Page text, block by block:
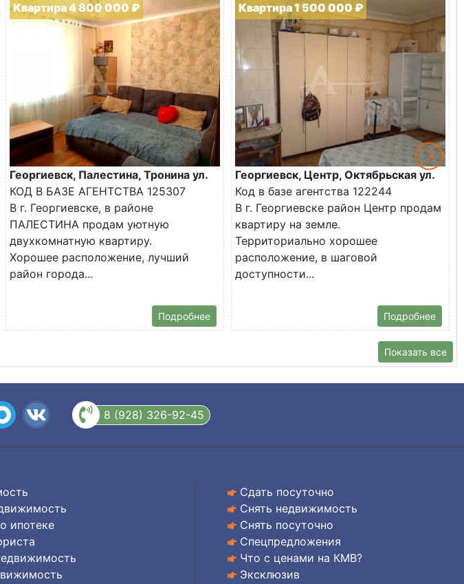
Квартира 4 800 000 ₽
Георгиевск, Палестина, Тронина ул.
КОД В БАЗЕ АГЕНТСТВА 125307
В г. Георгиевске, в районе
ПАЛЕСТИНА продам уютную
двухкомнатную квартиру.
Хорошее расположение, лучший
район города...
Подробнее
Квартира 1 500 000 ₽
Георгиевск, Центр, Октябрьская ул.
Код в базе агентства 122244
В г. Георгиевске район Центр продам
квартиру на земле.
Территориально хорошее
расположение, в шаговой
доступности...
Подробнее
Показать все
8 (928) 326-92-45
ипотеке
Сдать посуточно
Снять недвижимость
Снять посуточно
Спецпредложения
Что с ценами на КМВ?
Эксклюзив